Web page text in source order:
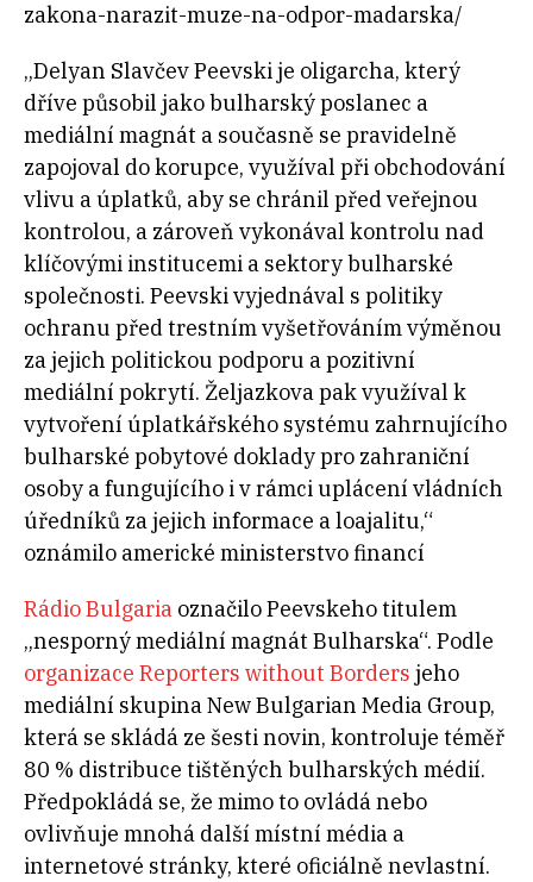
zakona-narazit-muze-na-odpor-madarska/
„Delyan Slavčev Peevski je oligarcha, který
dříve působil jako bulharský poslanec a
mediální magnát a současně se pravidelně
zapojoval do korupce, využíval při obchodování
vlivu a úplatků, aby se chránil před veřejnou
kontrolou, a zároveň vykonával kontrolu nad
klíčovými institucemi a sektory bulharské
společnosti. Peevski vyjednával s politiky
ochranu před trestním vyšetřováním výměnou
za jejich politickou podporu a pozitivní
mediální pokrytí. Željazkova pak využíval k
vytvoření úplatkářského systému zahrnujícího
bulharské pobytové doklady pro zahraniční
osoby a fungujícího i v rámci uplácení vládních
úředníků za jejich informace a loajalitu,“
oznámilo americké ministerstvo financí
Rádio Bulgaria označilo Peevskeho titulem
„nesporný mediální magnát Bulharska“. Podle
organizace Reporters without Borders jeho
mediální skupina New Bulgarian Media Group,
která se skládá ze šesti novin, kontroluje téměř
80 % distribuce tištěných bulharských médií.
Předpokládá se, že mimo to ovládá nebo
ovlivňuje mnohá další místní média a
internetové stránky, které oficiálně nevlastní.